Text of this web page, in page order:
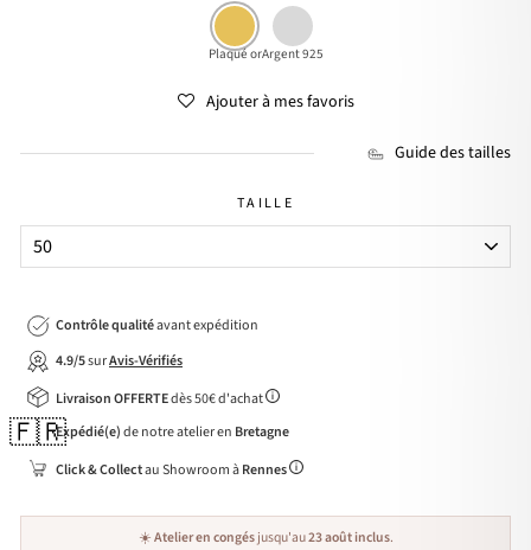
Plaqué orArgent 925
Ajouter à mes favoris
Guide des tailles
TAILLE
Contrôle qualitéavant expédition
4.9/5surAvis-Vérifiés
Livraison OFFERTEdès 50€ d'achat
🇫🇷Expédié(e)de notre atelier en Bretagne
Click & Collectau Showroom àRennes
☀️Atelier en congésjusqu'au23 août inclus.